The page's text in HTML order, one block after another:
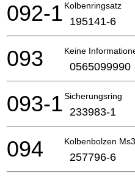
Kolbenringsatz
092-1 195141-6
Keine
093 0565099990
Sicherungsring
093-1 233983-1
Kolbenbolzen
094 257796-6